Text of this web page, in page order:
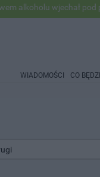
wjechał pod
WIADOMOŚCI CO